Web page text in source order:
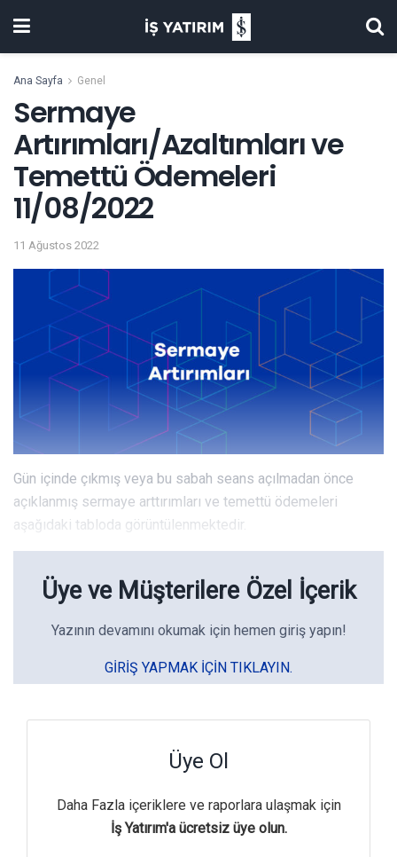
Ana Sayfa Genel
Sermaye
Artırımları/Azaltımları ve
Temettü Ödemeleri
11/08/2022
11 Ağustos 2022
Gün içinde çıkmış veya bu sabah seans açılmadan önce
açıklanmış sermaye arttırımları ve temettü ödemeleri
aşağıdaki tabloda görüntülenmektedir.
Üye ve Müşterilere Özel İçerik
Yazının devamını okumak için hemen giriş yapın!
GIRIŞ YAPMAK IÇIN TIKLAYIN.
Üye Ol
Daha Fazla içeriklere ve raporlara ulaşmak için
İş Yatırım'a ücretsiz üye olun.